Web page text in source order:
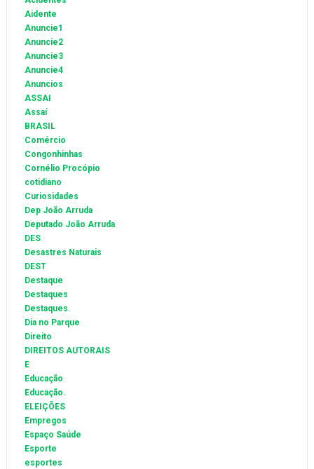
Aidente
Anuncie1
Anuncie2
Anuncie3
Anuncie4
Anuncios
ASSAI
Assaí
BRASIL
Comércio
Congonhinhas
Cornélio Procópio
cotidiano
Curiosidades
Dep João Arruda
Deputado João Arruda
DES
Desastres Naturais
DEST
Destaque
Destaques
Destaques.
Dia no Parque
Direito
DIREITOS AUTORAIS
E
Educação
Educação.
ELEIÇÕES
Empregos
Espaço Saúde
Esporte
esportes